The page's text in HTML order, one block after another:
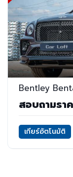
Bentley
สอบถามรา
เกียร์อัตโนมัติ